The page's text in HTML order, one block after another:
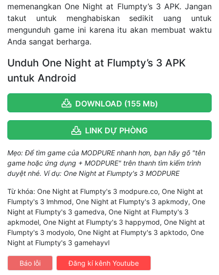
memenangkan One Night at Flumpty’s 3 APK. Jangan
takut untuk menghabiskan sedikit uang untuk
mengunduh game ini karena itu akan membuat waktu
Anda sangat berharga.
Unduh One Night at Flumpty’s 3 APK
untuk Android
DOWNLOAD (155 Mb)
LINK DỰ PHÒNG
Mẹo: Để tìm game của MODPURE nhanh hơn, bạn hãy gõ "tên
game hoặc ứng dụng + MODPURE" trên thanh tìm kiếm trình
duyệt nhé. Ví dụ: One Night at Flumpty's 3 MODPURE
Từ khóa: One Night at Flumpty's 3 modpure.co, One Night at
Flumpty's 3 lmhmod, One Night at Flumpty's 3 apkmody, One
Night at Flumpty's 3 gamedva, One Night at Flumpty's 3
apkmodel, One Night at Flumpty's 3 happymod, One Night at
Flumpty's 3 modyolo, One Night at Flumpty's 3 apktodo, One
Night at Flumpty's 3 gamehayvl
Báo lỗi Đăng kí kênh Youtube